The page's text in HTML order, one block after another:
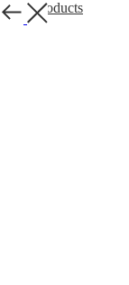
More products